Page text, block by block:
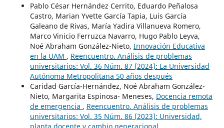
Pablo César Hernández Cerrito, Eduardo Peñalosa
Castro, Marian Yvette García Tapia, Luis García
Galeano de Rivas, María Yadira Villanueva Romero,
Marco Vinicio Ferruzca Navarro, Hugo Pablo Leyva,
Noé Abraham González-Nieto, Innovación Educativa
en la UAM , Reencuentro. Análisis de problemas
universitarios: Vol. 36 Núm. 87 (2024): La Universidad
Autónoma Metropolitana 50 años después
Caridad García-Hernández, Noé Abraham González-
Nieto, Margarita Espinosa- Meneses, Docencia remota
de emergencia , Reencuentro. Análisis de problemas
universitarios: Vol. 35 Núm. 86 (2023): Universidad,
planta docente y cambio generacional